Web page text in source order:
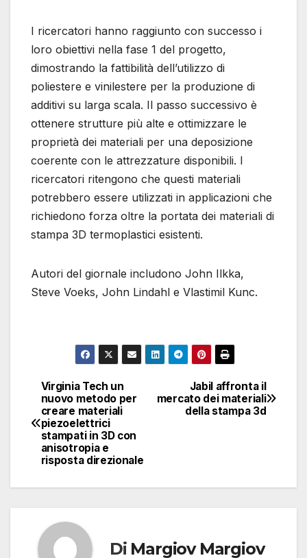
I ricercatori hanno raggiunto con successo i
loro obiettivi nella fase 1 del progetto,
dimostrando la fattibilità dell’utilizzo di
poliestere e vinilestere per la produzione di
additivi su larga scala. Il passo successivo è
ottenere strutture più alte e ottimizzare le
proprietà dei materiali per una deposizione
coerente con le attrezzature disponibili. I
ricercatori ritengono che questi materiali
potrebbero essere utilizzati in applicazioni che
richiedono forza oltre la portata dei materiali di
stampa 3D termoplastici esistenti.
Autori del giornale includono John Ilkka,
Steve Voeks, John Lindahl e Vlastimil Kunc.
Navigazione
articoli
Jabil affronta il
mercato dei materiali
della stampa 3d
Virginia Tech un
nuovo metodo per
creare materiali
piezoelettrici
stampati in 3D con
anisotropia e
risposta direzionale
Di Margiov Margiov